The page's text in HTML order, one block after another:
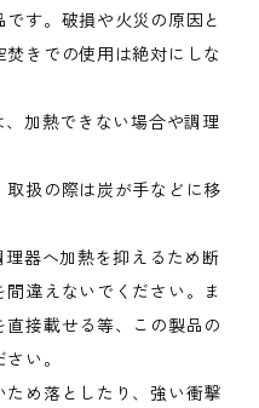
す。破損や火災の原因と
きでの使用は絶対にしな
、加熱できない場合や調理
取扱の際は炭が手などに移
理器へ加熱を抑えるため断
違えないでください。ま
接載せる等、この製品の
い。
ため落としたり、強い衝撃